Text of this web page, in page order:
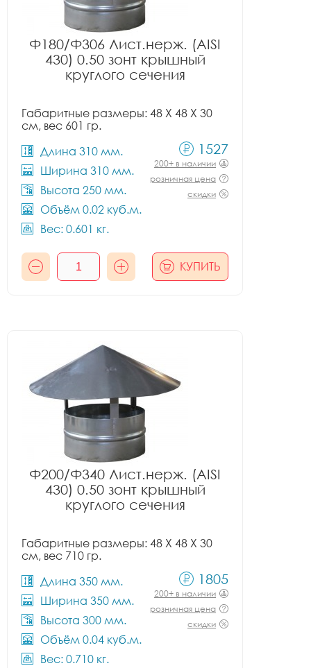
Ф180/Ф306 Лист.нерж. (AISI
430) 0.50 зонт крышный
круглого сечения
Габаритные размеры: 48 X 48 X 30
см, вес 601 гр.
Длина 310 мм.
Ширина 310 мм.
Высота 250 мм.
Объём 0.02 куб.м.
Вес: 0.601 кг.
1527
200+ в наличии
розничная цена
скидки
КУПИТЬ
Ф200/Ф340 Лист.нерж. (AISI
430) 0.50 зонт крышный
круглого сечения
Габаритные размеры: 48 X 48 X 30
см, вес 710 гр.
Длина 350 мм.
Ширина 350 мм.
Высота 300 мм.
Объём 0.04 куб.м.
Вес: 0.710 кг.
1805
200+ в наличии
розничная цена
скидки